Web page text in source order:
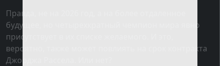
Правда, не на 2026 год, а на более отдаленное
будущее, но четырехкратный чемпион мира явно
присутствует в их списке желаемого. И это,
вероятно, также может повлиять на срок контракта
Джорджа Рассела. Или нет?